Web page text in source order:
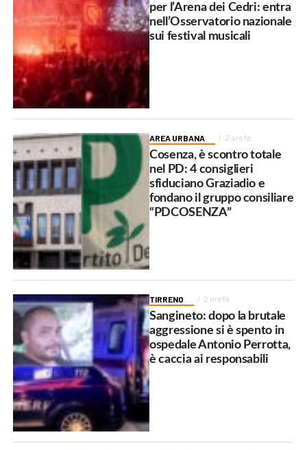
per l’Arena dei Cedri: entra
nell’Osservatorio nazionale
sui festival musicali
AREA URBANA 2 ore fa
Cosenza, è scontro totale
nel PD: 4 consiglieri
sfiduciano Graziadio e
fondano il gruppo consiliare
“PDCOSENZA”
TIRRENO 2 ore fa
Sangineto: dopo la brutale
aggressione si è spento in
ospedale Antonio Perrotta,
è caccia ai responsabili